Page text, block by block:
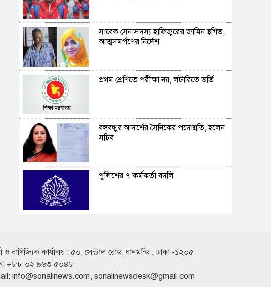
সাবেক সেনাসদস্য হাফিজুরের জামিন স্থগিত,
আত্মসমর্পণের নির্দেশ
প্রথম শ্রেণিতে পরীক্ষা নয়, লটারিতে ভর্তি
বঙ্গবন্ধুর আদর্শের সৈনিকের পদোন্নতি, হলেন
সচিব
পুলিশের ৭ কর্মকর্তা বদলি
শাহ্জালাল ইসলামী ব্যাংকের সাথে পদ্মা
ডায়াগনস্টিক সেন্টারের চুক্তি স্বাক্ষর
ও বাণিজ্যিক কার্যালয় : ৫০, সেন্ট্রাল রোড, ধানমন্ডি , ঢাকা -১২০৫
+৮৮ ০২ ৯৬৩ ৫০৪৮
info@sonalinews.com, sonalinewsdesk@gmail.com